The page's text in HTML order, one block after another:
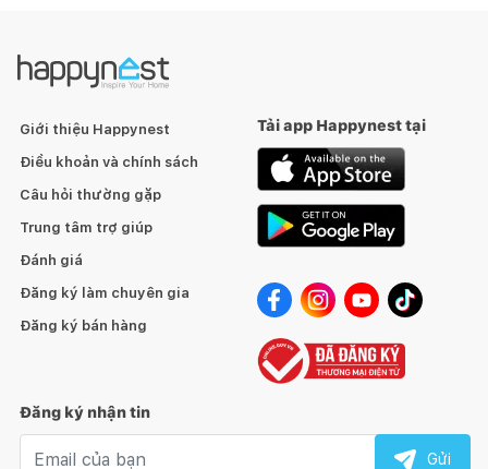
Giới thiệu Happynest
Điều khoản và chính sách
Câu hỏi thường gặp
Trung tâm trợ giúp
Đánh giá
Đăng ký làm chuyên gia
Đăng ký bán hàng
Tải app Happynest tại
Đăng ký nhận tin
Gửi